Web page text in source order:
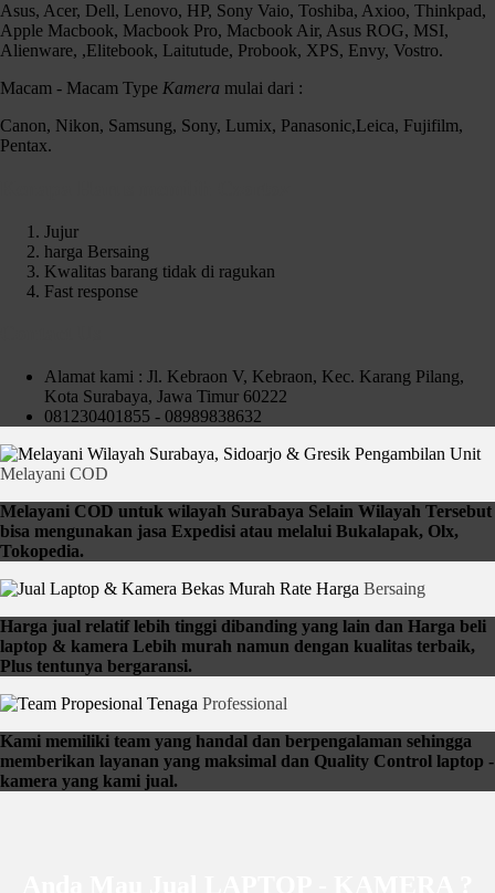
Asus, Acer, Dell, Lenovo, HP, Sony Vaio, Toshiba, Axioo, Thinkpad,
Apple Macbook, Macbook Pro, Macbook Air, Asus ROG, MSI,
Alienware, ,Elitebook, Laitutude, Probook, XPS, Envy, Vostro.
Macam - Macam Type Kamera mulai dari :
Canon, Nikon, Samsung, Sony, Lumix, Panasonic,Leica, Fujifilm,
Pentax.
Jujur
harga Bersaing
Kwalitas barang tidak di ragukan
Fast response
Alamat kami : Jl. Kebraon V, Kebraon, Kec. Karang Pilang,
Kota Surabaya, Jawa Timur 60222
081230401855 - 08989838632
Pengambilan Unit
Melayani COD
Melayani COD untuk wilayah Surabaya Selain Wilayah Tersebut
bisa mengunakan jasa Expedisi atau melalui Bukalapak, Olx,
Tokopedia.
Rate Harga Bersaing
Harga jual relatif lebih tinggi dibanding yang lain dan Harga beli
laptop & kamera Lebih murah namun dengan kualitas terbaik,
Plus tentunya bergaransi.
Tenaga Professional
Kami memiliki team yang handal dan berpengalaman sehingga
memberikan layanan yang maksimal dan Quality Control laptop -
kamera yang kami jual.